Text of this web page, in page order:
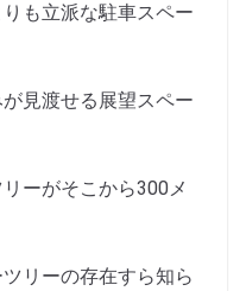
も立派な駐車スペー
見渡せる展望スペー
ーがそこから300メ
リーの存在すら知ら